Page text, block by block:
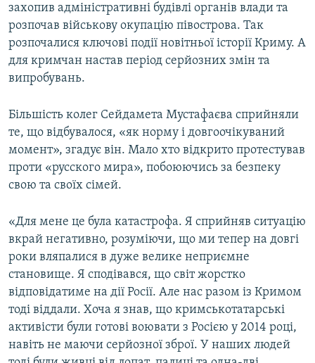
захопив адміністративні будівлі органів влади та
розпочав військову окупацію півострова. Так
розпочалися ключові події новітньої історії Криму. А
для кримчан настав період серйозних змін та
випробувань.
Більшість колег Сейдамета Мустафаєва сприйняли
те, що відбувалося, «як норму і довгоочікуваний
момент», згадує він. Мало хто відкрито протестував
проти «русского мира», побоюючись за безпеку
свою та своїх сімей.
«Для мене це була катастрофа. Я сприйняв ситуацію
вкрай негативно, розуміючи, що ми тепер на довгі
роки вляпалися в дуже велике неприємне
становище. Я сподівався, що світ жорстко
відповідатиме на дії Росії. Але нас разом із Кримом
тоді віддали. Хоча я знав, що кримськотатарські
активісти були готові воювати з Росією у 2014 році,
навіть не маючи серйозної зброї. У наших людей